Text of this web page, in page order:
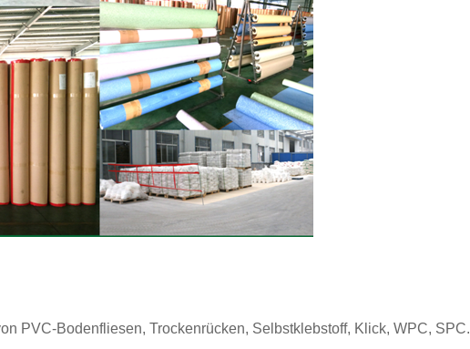
PVC-Bodenfliesen, Trockenrücken, Selbstklebstoff, Klick, WPC, SPC.